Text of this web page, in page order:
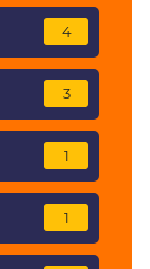
4
3
1
1